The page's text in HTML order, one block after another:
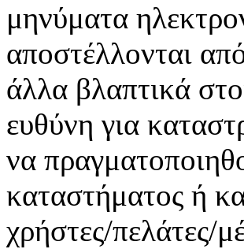
μηνύματα
αποστέλλονται
άλλα βλαπτικά
ευθύνη για
να
καταστήματος ή
χρήστες/πελάτες/